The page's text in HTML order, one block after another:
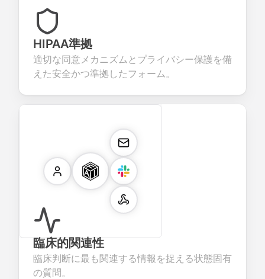
HIPAA準拠
適切な同意メカニズムとプライバシー保護を備
えた安全かつ準拠したフォーム。
臨床的関連性
臨床判断に最も関連する情報を捉える状態固有
の質問。